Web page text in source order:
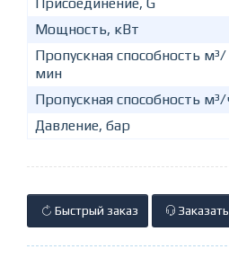
Мощность, кВт
Пропускная способность м³/
мин
Пропускная способность
Давление, бар
Быстрый заказ